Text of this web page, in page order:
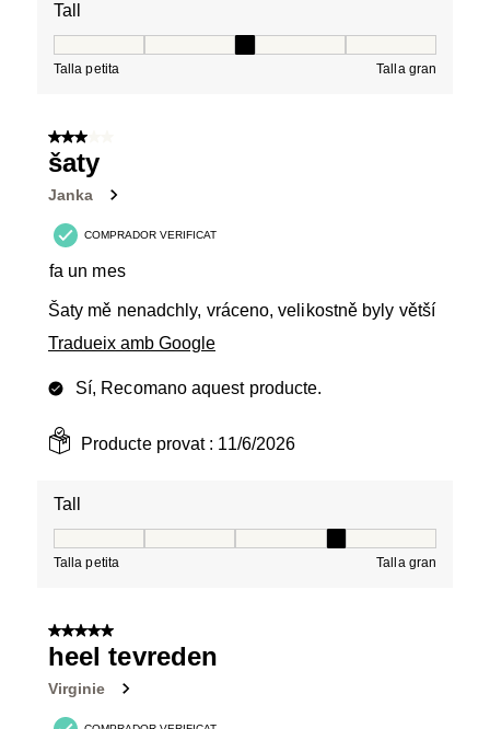
Tall
Talla petita Talla gran
3 de 5 estrelles.
šaty
Janka
COMPRADOR VERIFICAT
fa un mes
Šaty mě nenadchly, vráceno, velikostně byly větší
Tradueix amb Google
Sí, Recomano aquest producte.
Producte provat : 11/6/2026
Tall
Talla petita Talla gran
5 de 5 estrelles.
heel tevreden
Virginie